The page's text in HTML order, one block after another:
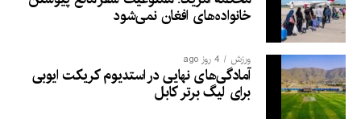
خانواده‌های افغان نمی‌شود
ورزش 4 روز ago
آمادگی‌های نهایی در استدیوم کریکت ایوبی
برای لیگ برتر کابل